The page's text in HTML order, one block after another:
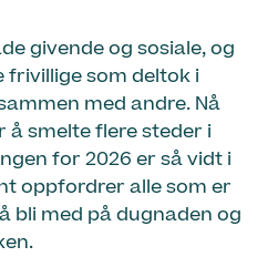
givende og sosiale, og
frivillige som deltok i
med andre. Nå
å smelte flere steder i
for 2026 er så vidt i
oppfordrer alle som er
bli med på dugnaden og